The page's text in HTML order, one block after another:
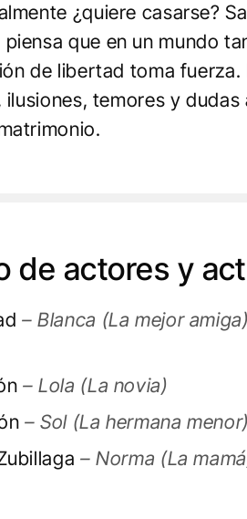
¿quiere casarse?
que en un mundo
de libertad toma
ilusiones, temores y
de actores y
– Blanca (La mejor amiga)
– Lola (La novia)
– Sol (La hermana menor)
– Norma (La